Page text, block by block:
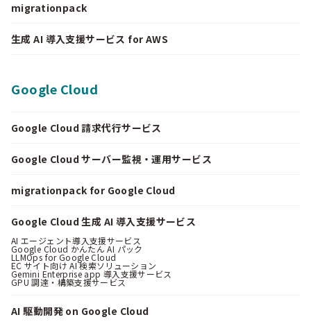
migrationpack
生成 AI 導入支援サービス for AWS
Google Cloud
Google Cloud 請求代行サービス
Google Cloud サーバー監視・運用サービス
migrationpack for Google Cloud
Google Cloud 生成 AI 導入支援サービス
AI エージェント導入支援サービス
Google Cloud かんたん AI パック
LLMOps for Google Cloud
EC サイト向け AI 検索ソリューション
Gemini Enterprise app 導入支援サービス
GPU 調達・構築支援サービス
AI 駆動開発 on Google Cloud